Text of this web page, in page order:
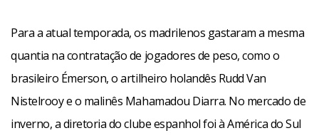
Para a atual temporada, os madrilenos gastaram a mesma
quantia na contratação de jogadores de peso, como o
brasileiro Émerson, o artilheiro holandês Rudd Van
Nistelrooy e o malinês Mahamadou Diarra. No mercado de
inverno, a diretoria do clube espanhol foi à América do Sul